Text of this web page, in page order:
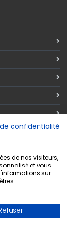
confidentialité
de nos visiteurs,
et vous
sur